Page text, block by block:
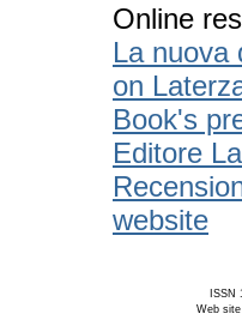
Online
La nuova
on
Book's
Editore
website
ISSN
Web